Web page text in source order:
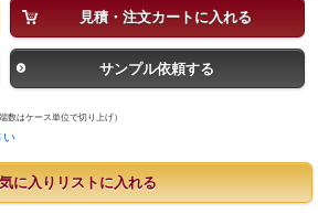
見積・注文カートに入れる
サンプル依頼する
数はケース単位で切り上げ）
い
に入りリストに入れる